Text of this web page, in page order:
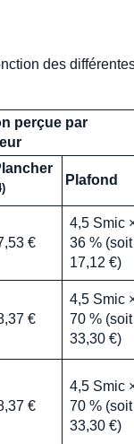
des
perçue par
Plafond
€
4,5 Smic
36 % (soit
17,12 €)
€
4,5 Smic
70 % (soit
33,30 €)
€
4,5 Smic
70 % (soit
33,30 €)